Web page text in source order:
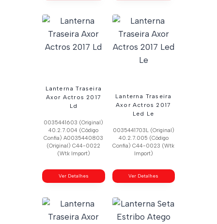
Lanterna Traseira
Axor Actros 2017
Ld
0035441603 (Original)
40.2.7.004 (Código
Confia) A0035440803
(Original) C44-0022
(Wtk Import)
Ver Detalhes
Lanterna Traseira
Axor Actros 2017
Led Le
0035441703L (Original)
40.2.7.005 (Código
Confia) C44-0023 (Wtk
Import)
Ver Detalhes